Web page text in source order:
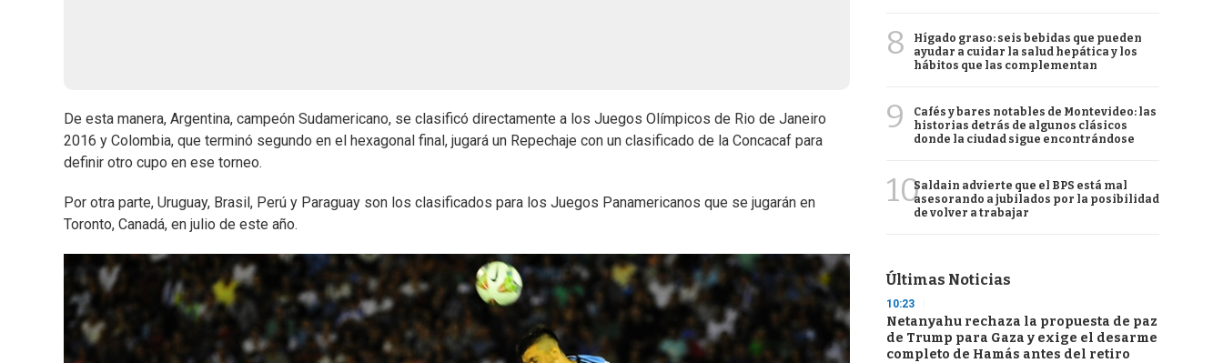
De esta manera, Argentina, campeón Sudamericano, se clasificó directamente a los Juegos Olímpicos de Rio de Janeiro
2016 y Colombia, que terminó segundo en el hexagonal final, jugará un Repechaje con un clasificado de la Concacaf para
definir otro cupo en ese torneo.
Por otra parte, Uruguay, Brasil, Perú y Paraguay son los clasificados para los Juegos Panamericanos que se jugarán en
Toronto, Canadá, en julio de este año.
8
Hígado graso: seis bebidas que pueden
ayudar a cuidar la salud hepática y los
hábitos que las complementan
9
Cafés y bares notables de Montevideo: las
historias detrás de algunos clásicos
donde la ciudad sigue encontrándose
10Saldain advierte que el BPS está mal
asesorando a jubilados por la posibilidad
de volver a trabajar
Últimas Noticias
10:23
Netanyahu rechaza la propuesta de paz
de Trump para Gaza y exige el desarme
completo de Hamás antes del retiro